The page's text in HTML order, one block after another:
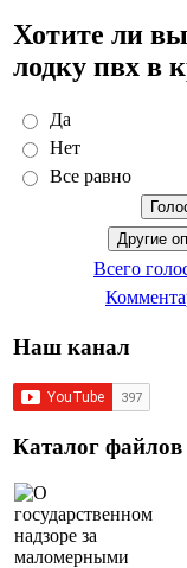
Хотите ли
лодку пвх в
Да
Нет
Все равно
Всего
Наш канал
Каталог файлов